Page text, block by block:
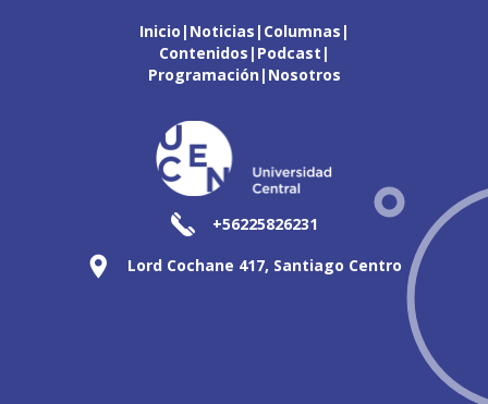
Inicio Noticias Columnas
Contenidos Podcast
Programación Nosotros
+56225826231
Lord Cochane 417, Santiago Centro